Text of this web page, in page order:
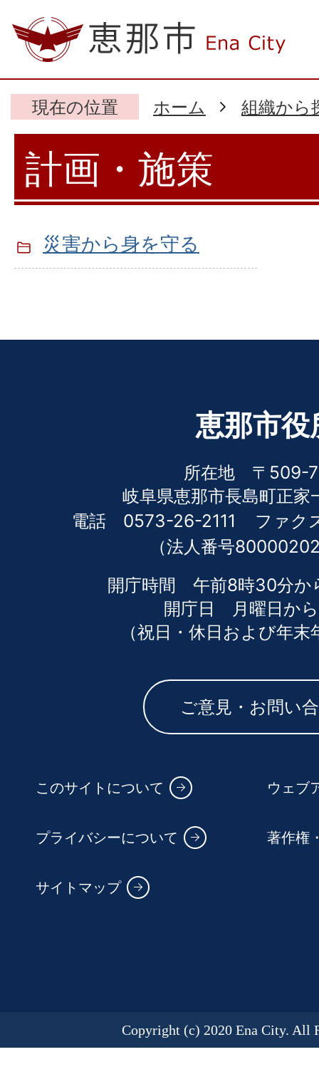
現在の位置 ホーム 組織から
計画・施策
災害から身を守る
恵那市役
所在地 〒509-
岐阜県恵那市長島町正家
電話 0573-26-2111
ファ
（法人番号
開庁時間 午前8時30分か
開庁日 月曜日か
（祝日・休日および年
ご意見・お問い
このサイトについて ウェブ
プライバシーについて 著作権
サイトマップ
Copyright (c) 2020 Ena City. All